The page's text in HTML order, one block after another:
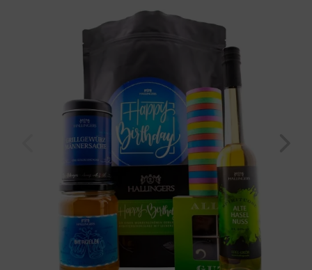
(698g, Wundertüte XXL) für Männer Freund